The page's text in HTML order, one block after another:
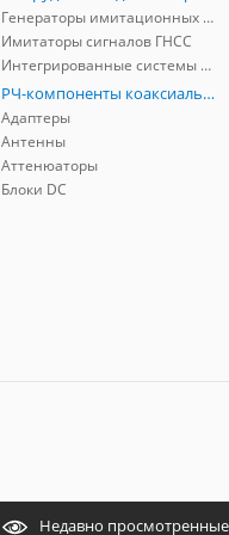
Генераторы имитационных и заградительных помех
Имитаторы сигналов ГНСС
Интегрированные системы защиты от ГНСС-помех
РЧ-компоненты коаксиальные
Адаптеры
Антенны
Аттенюаторы
Блоки DC
Недавно просмотренные